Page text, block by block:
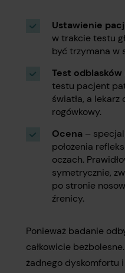
Ustawienie
w trakcie testu
być trzymana w
Test
testu pacjent
światła, a
rogówkowy.
Ocena –
położenia
oczach.
symetrycznie,
po stronie
źrenicy.
Ponieważ badanie
całkowicie
żadnego dyskomfortu